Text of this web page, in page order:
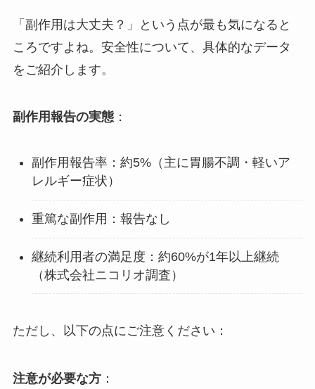
「副作用は大丈夫？」という点が最も気になると
ころですよね。安全性について、具体的なデータ
をご紹介します。
副作用報告の実態：
副作用報告率：約5%（主に胃腸不調・軽いア
レルギー症状）
重篤な副作用：報告なし
継続利用者の満足度：約60%が1年以上継続
（株式会社ニコリオ調査）
ただし、以下の点にご注意ください：
注意が必要な方：